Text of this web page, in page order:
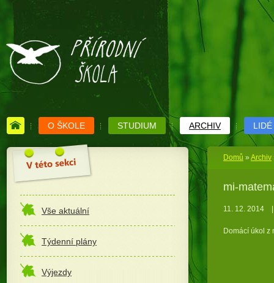
O ŠKOLE STUDIUM ARCHIV LIDÉ
Vše aktuální
Týdenní plány
Výjezdy
Domů » Archiv
mi-
11. 12. 2014
Domácí úkol z